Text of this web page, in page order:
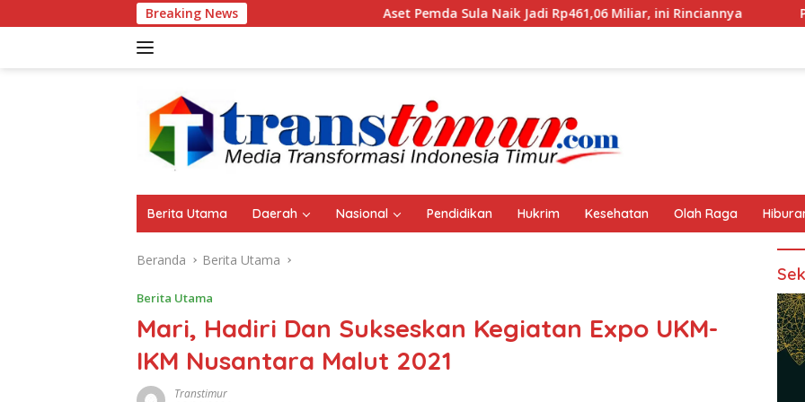
ke
Breaking News Aset Pemda Sula Naik Jadi Rp461,06 Miliar, ini Rinciannya Polres Halteng
Berita Utama Daerah Nasional Pendidikan Hukrim Kesehatan Olah Raga
Beranda Berita Utama
Berita Utama
Mari, Hadiri Dan Sukseskan Kegiatan Expo UKM-
IKM Nusantara Malut 2021
Transtimur